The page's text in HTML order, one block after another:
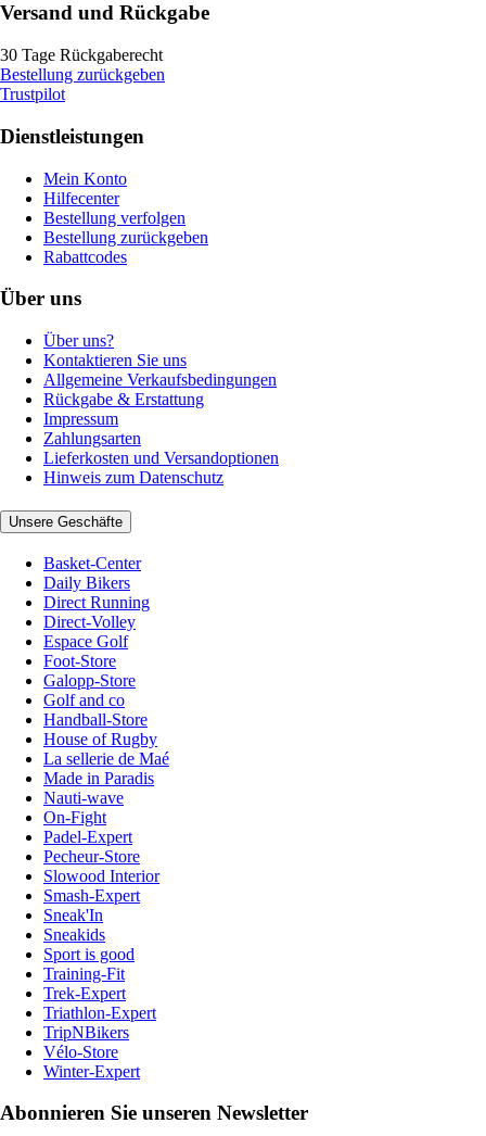
Versand und Rückgabe
30 Tage Rückgaberecht
Bestellung zurückgeben
Trustpilot
Dienstleistungen
Mein Konto
Hilfecenter
Bestellung verfolgen
Bestellung zurückgeben
Rabattcodes
Über uns
Über uns?
Kontaktieren Sie uns
Allgemeine Verkaufsbedingungen
Rückgabe & Erstattung
Impressum
Zahlungsarten
Lieferkosten und Versandoptionen
Hinweis zum Datenschutz
Unsere Geschäfte
Basket-Center
Daily Bikers
Direct Running
Direct-Volley
Espace Golf
Foot-Store
Galopp-Store
Golf and co
Handball-Store
House of Rugby
La sellerie de Maé
Made in Paradis
Nauti-wave
On-Fight
Padel-Expert
Pecheur-Store
Slowood Interior
Smash-Expert
Sneak'In
Sneakids
Sport is good
Training-Fit
Trek-Expert
Triathlon-Expert
TripNBikers
Vélo-Store
Winter-Expert
Abonnieren Sie unseren Newsletter